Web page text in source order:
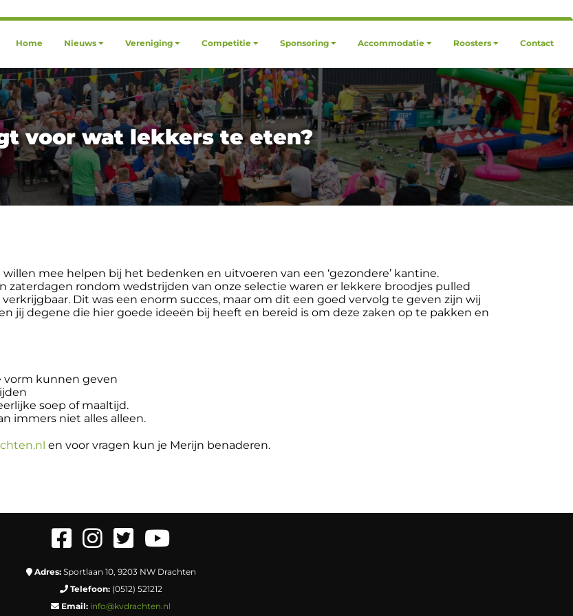
Home Nieuws Vereniging Competitie Sponsoring Accommodatie Roosters Contact
voor wat lekkers te eten?
mee helpen bij het bedenken en uitvoeren van een ‘gezondere’ kantine.
zaterdagen rondom wedstrijden van onze selectie waren er lekkere broodjes pulled
Dit was een enorm succes, maar om dit een goed vervolg te geven zijn wij
jij degene die hier goede ideeën bij heeft en bereid is om deze zaken op te pakken en
vorm kunnen geven
soep of maaltijd.
immers niet alles alleen.
en voor vragen kun je Merijn benaderen.
Adres: Sportlaan 10, 9203 NW Drachten
Telefoon: (0512) 521212
Email: info@kvdrachten.nl